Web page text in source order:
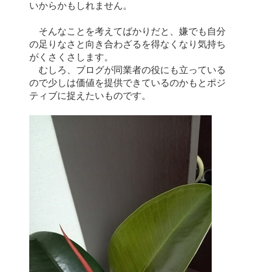
いからかもしれません。
そんなことを考えてばかりだと、嫌でも自分
の足りなさと向き合わざるを得なくなり気持ち
がくさくさします。
むしろ、ブログが同業者の役にも立っている
ので少しは価値を提供できているのかもとポジ
ティブに捉えたいものです。